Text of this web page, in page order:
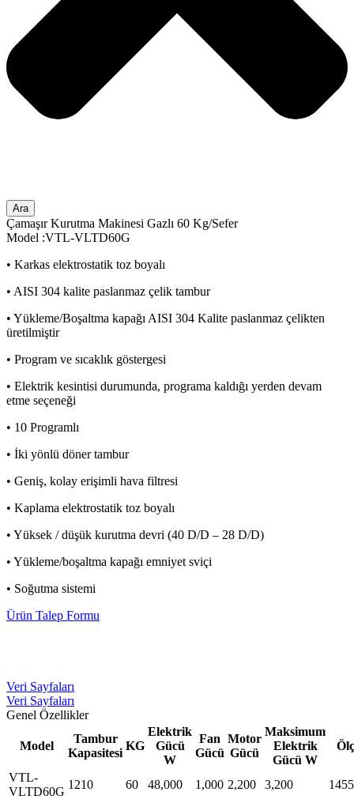
Ara
Çamaşır Kurutma Makinesi Gazlı 60 Kg/Sefer
Model :VTL-VLTD60G
• Karkas elektrostatik toz boyalı
• AISI 304 kalite paslanmaz çelik tambur
• Yükleme/Boşaltma kapağı AISI 304 Kalite paslanmaz çelikten
üretilmiştir
• Program ve sıcaklık göstergesi
• Elektrik kesintisi durumunda, programa kaldığı yerden devam
etme seçeneği
• 10 Programlı
• İki yönlü döner tambur
• Geniş, kolay erişimli hava filtresi
• Kaplama elektrostatik toz boyalı
• Yüksek / düşük kurutma devri (40 D/D – 28 D/D)
• Yükleme/boşaltma kapağı emniyet sviçi
• Soğutma sistemi
Ürün Talep Formu
Veri Sayfaları
Veri Sayfaları
Genel Özellikler
Model
Tambur
Kapasitesi
KG
Elektrik
Gücü
W
Fan
Gücü
Motor
Gücü
Maksimum
Elektrik
Gücü W
VTL-
VLTD60G
1210 60 48,000 1,000 2,200 3,200